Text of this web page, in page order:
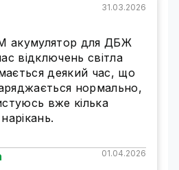
31.03.2026
акумулятор для ДБЖ
відключень світла
деякий час, що
нормально,
вже кілька
01.04.2026